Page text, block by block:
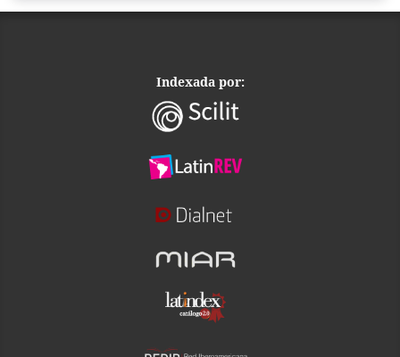
Indexada por: